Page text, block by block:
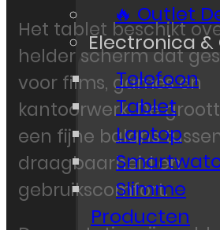
🔥 Outlet
Electronica
Telefoon
Tablet
Laptop
Slimme
Producten
Het tablet beschikt
helder scherm dat
voor films, games en
kantoorwerk. De
een fijne balans
draagbaarheid en
gebruikscomfort.